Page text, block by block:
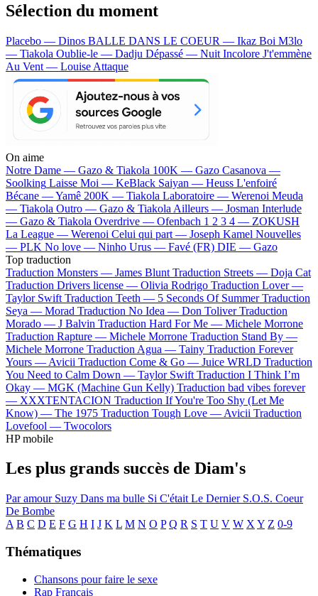
Sélection du moment
Placebo — Dinos BALLE DANS LE COEUR — Ikaz Boi M3lo
— Tiakola Oublie-le — Dadju Dépassé — Nuit Incolore J't'emmène
Au Vent — Louise Attaque
On aime
Notre Dame — Gazo & Tiakola 100K — Gazo Casanova —
Soolking Laisse Moi — KeBlack Saiyan — Heuss L'enfoiré
Bécane —Yamê 200K — Tiakola Laboratoire — Werenoi Meuda
— Tiakola Outro — Gazo & Tiakola Ailleurs — Josman Interlude
— Gazo & Tiakola Overdrive — Ofenbach 1 2 3 4 — ZOKUSH
La League — Werenoi Celui qui part — Joseph Kamel Nouvelles
— PLK No love — Ninho Urus — Favé (FR) DIE — Gazo
Top traduction
Traduction Monsters — James Blunt Traduction Streets — Doja Cat
Traduction Drivers license — Olivia Rodrigo Traduction Lover —
Taylor Swift Traduction Teeth — 5 Seconds Of Summer Traduction
Seya — Morad Traduction No Idea — Don Toliver Traduction
Morado — J Balvin Traduction Hard For Me — Michele Morrone
Traduction Rapture — Michele Morrone Traduction Stand By —
Michele Morrone Traduction Agua — Tainy Traduction Forever
Yours — Avicii Traduction Come & Go — Juice WRLD Traduction
You Need to Calm Down — Taylor Swift Traduction I Think I’m
Okay — MGK (Machine Gun Kelly) Traduction bad vibes forever
— XXXTENTACION Traduction If You're Too Shy (Let Me
Know) — The 1975 Traduction Tough Love — Avicii Traduction
Lovefool — Twocolors
HP mobile
Les plus grands succès de Diam's
Par amour Suzy Dans ma bulle Si C'était Le Dernier S.O.S. Coeur
De Bombe
A B C D E F G H I J K L M N O P Q R S T U V W X Y Z 0-9
Thématiques
Chansons pour faire le sexe
Rap Français